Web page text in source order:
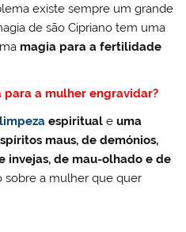
existe sempre um grande
de são Cipriano tem uma
magia para a fertilidade
para a mulher engravidar?
limpeza espiritual euma
maus, de demónios,
invejas, de mau-olhado e de
sobre a mulher que quer